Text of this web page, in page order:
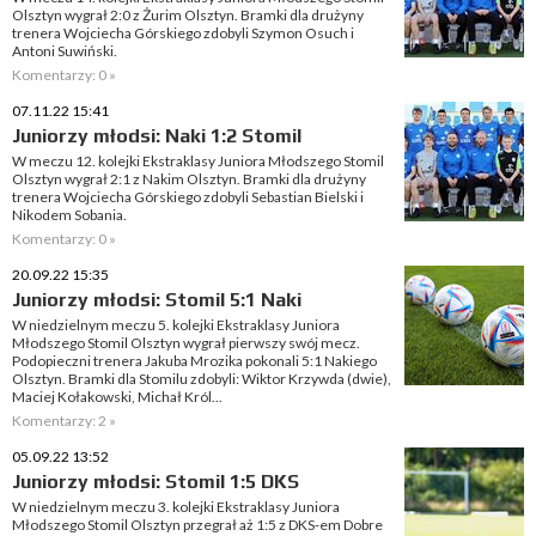
Olsztyn wygrał 2:0 z Żurim Olsztyn. Bramki dla drużyny
trenera Wojciecha Górskiego zdobyli Szymon Osuch i
Antoni Suwiński.
Komentarzy: 0 »
07.11.22 15:41
Juniorzy młodsi: Naki 1:2 Stomil
W meczu 12. kolejki Ekstraklasy Juniora Młodszego Stomil
Olsztyn wygrał 2:1 z Nakim Olsztyn. Bramki dla drużyny
trenera Wojciecha Górskiego zdobyli Sebastian Bielski i
Nikodem Sobania.
Komentarzy: 0 »
20.09.22 15:35
Juniorzy młodsi: Stomil 5:1 Naki
W niedzielnym meczu 5. kolejki Ekstraklasy Juniora
Młodszego Stomil Olsztyn wygrał pierwszy swój mecz.
Podopieczni trenera Jakuba Mrozika pokonali 5:1 Nakiego
Olsztyn. Bramki dla Stomilu zdobyli: Wiktor Krzywda (dwie),
Maciej Kołakowski, Michał Król...
Komentarzy: 2 »
05.09.22 13:52
Juniorzy młodsi: Stomil 1:5 DKS
W niedzielnym meczu 3. kolejki Ekstraklasy Juniora
Młodszego Stomil Olsztyn przegrał aż 1:5 z DKS-em Dobre